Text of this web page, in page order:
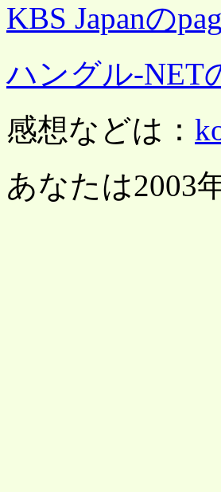
KBS Japanの
ハングル-NET
感想などは：
あなたは2003